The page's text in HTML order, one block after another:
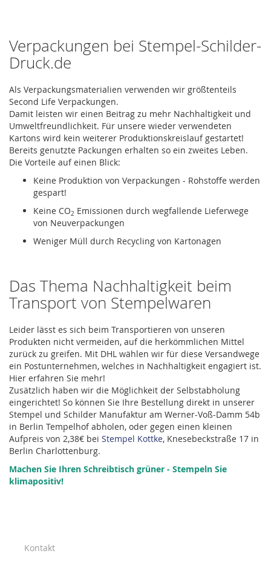
Verpackungen bei Stempel-Schilder-
Druck.de
Als Verpackungsmaterialien verwenden wir größtenteils
Second Life Verpackungen.
Damit leisten wir einen Beitrag zu mehr Nachhaltigkeit und
Umweltfreundlichkeit. Für unsere wieder verwendeten
Kartons wird kein weiterer Produktionskreislauf gestartet!
Bereits genutzte Packungen erhalten so ein zweites Leben.
Die Vorteile auf einen Blick:
Keine Produktion von Verpackungen - Rohstoffe werden
gespart!
Keine CO2 Emissionen durch wegfallende Lieferwege
von Neuverpackungen
Weniger Müll durch Recycling von Kartonagen
Das Thema Nachhaltigkeit beim
Transport von Stempelwaren
Leider lässt es sich beim Transportieren von unseren
Produkten nicht vermeiden, auf die herkömmlichen Mittel
zurück zu greifen. Mit DHL wählen wir für diese Versandwege
ein Postunternehmen, welches in Nachhaltigkeit engagiert ist.
Hier erfahren Sie mehr!
Zusätzlich haben wir die Möglichkeit der Selbstabholung
eingerichtet! So können Sie Ihre Bestellung direkt in unserer
Stempel und Schilder Manufaktur am Werner-Voß-Damm 54b
in Berlin Tempelhof abholen, oder gegen einen kleinen
Aufpreis von 2,38€ bei Stempel Kottke, Knesebeckstraße 17 in
Berlin Charlottenburg.
Machen Sie Ihren Schreibtisch grüner - Stempeln Sie
klimapositiv!
Kontakt